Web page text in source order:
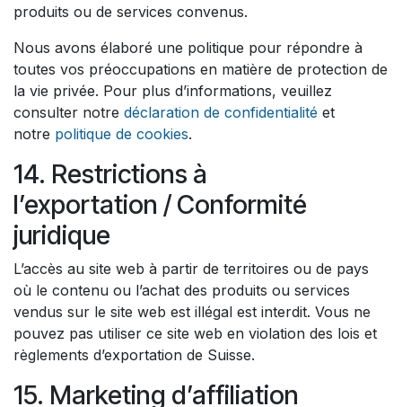
produits ou de services convenus.
Nous avons élaboré une politique pour répondre à
toutes vos préoccupations en matière de protection de
la vie privée. Pour plus d’informations, veuillez
consulter notre déclaration de confidentialité et
notre politique de cookies.
14. Restrictions à
l’exportation / Conformité
juridique
L’accès au site web à partir de territoires ou de pays
où le contenu ou l’achat des produits ou services
vendus sur le site web est illégal est interdit. Vous ne
pouvez pas utiliser ce site web en violation des lois et
règlements d’exportation de Suisse.
15. Marketing d’affiliation